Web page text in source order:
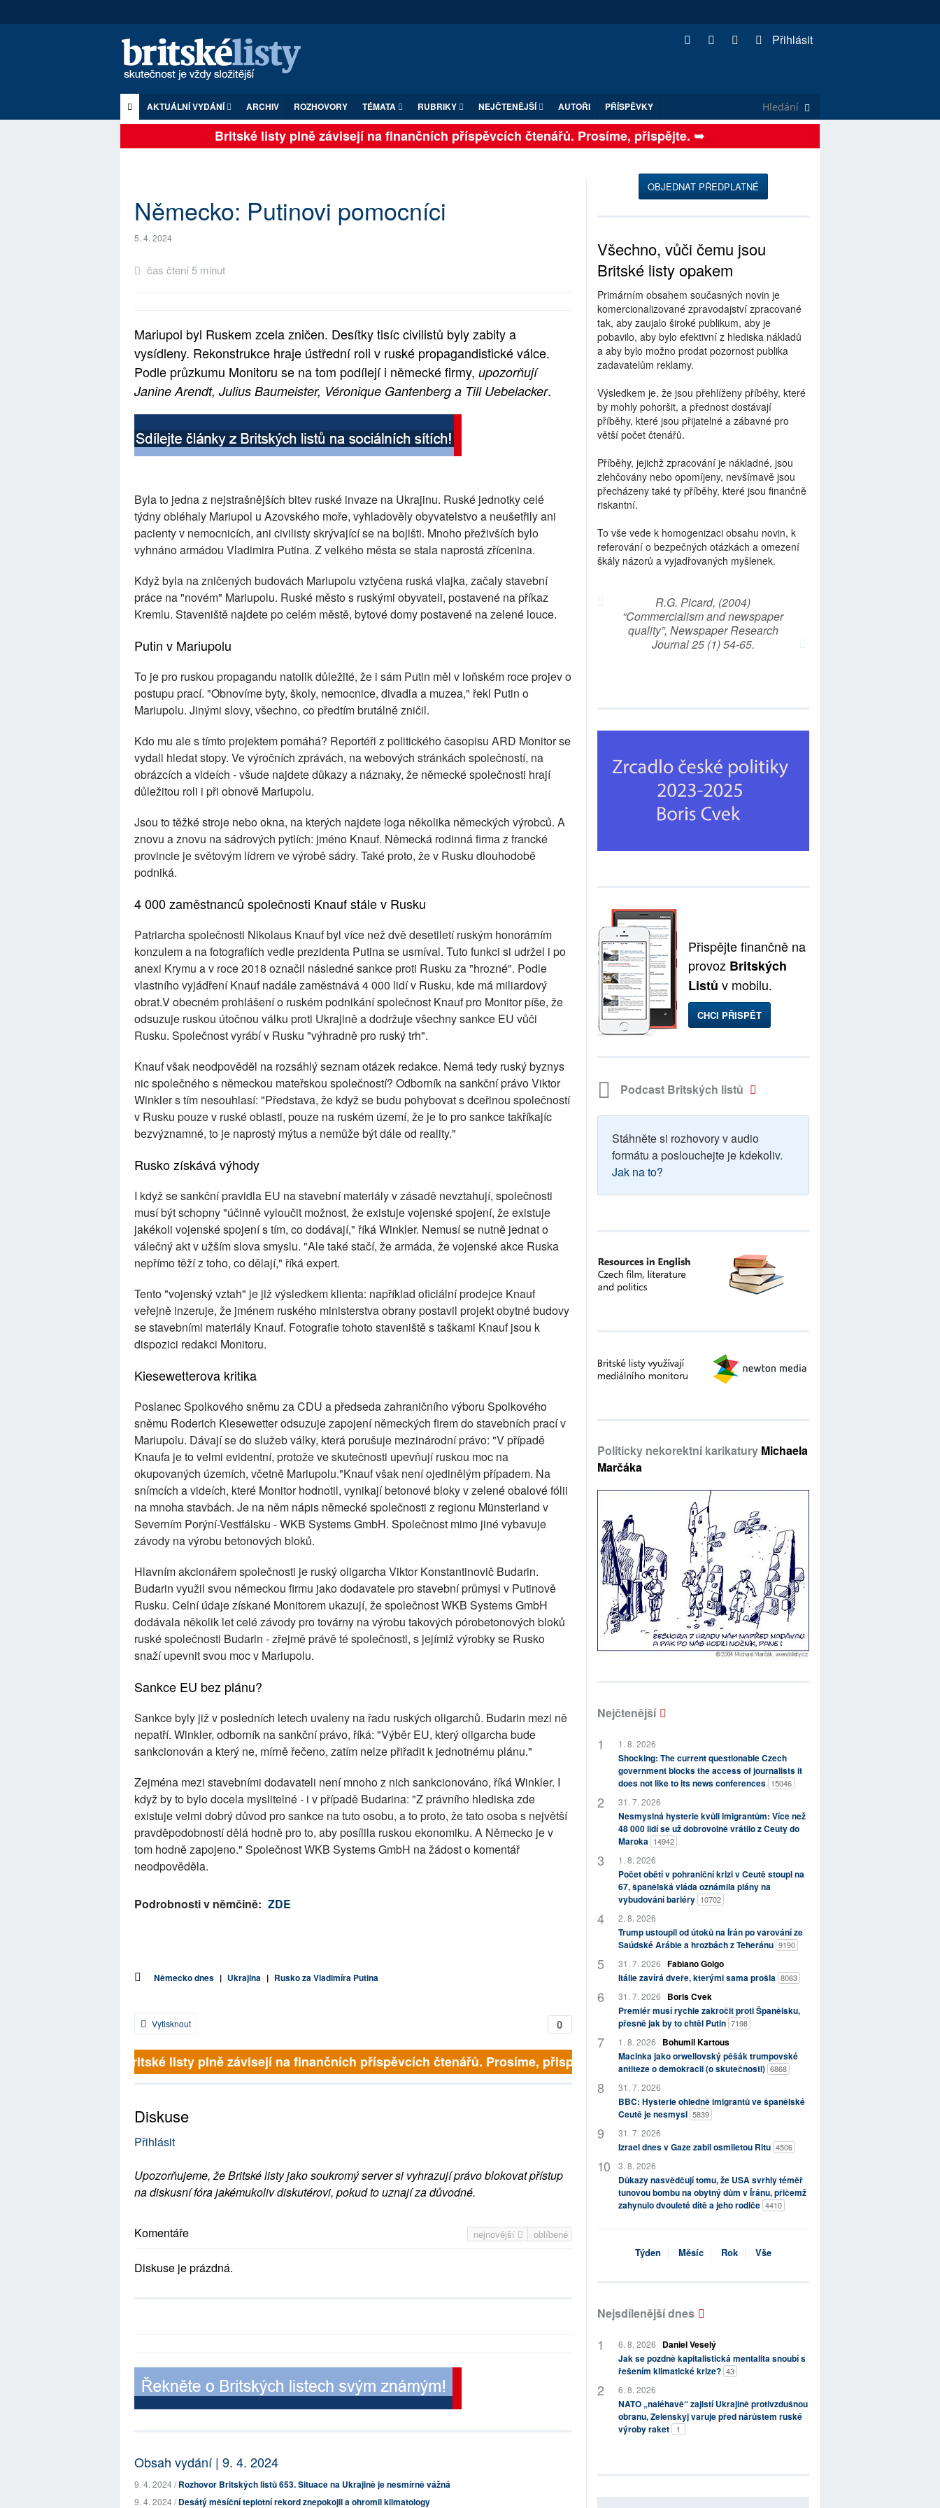
Přihlásit
AKTUÁLNÍ VYDÁNÍ ARCHIV ROZHOVORY TÉMATA RUBRIKY NEJČTENĚJŠÍ AUTOŘI PŘÍSPĚVKY
Britské listy plně závisejí na finančních příspěvcích čtenářů. Prosíme, přispějte. ➥
Německo: Putinovi pomocníci
5. 4. 2024
čas čtení 5 minut
Mariupol byl Ruskem zcela zničen. Desítky tisíc civilistů byly zabity a
vysídleny. Rekonstrukce hraje ústřední roli v ruské propagandistické válce.
Podle průzkumu Monitoru se na tom podílejí i německé firmy, upozorňují
Janine Arendt, Julius Baumeister, Véronique Gantenberg a Till Uebelacker.
Byla to jedna z nejstrašnějších bitev ruské invaze na Ukrajinu. Ruské jednotky celé
týdny obléhaly Mariupol u Azovského moře, vyhladověly obyvatelstvo a neušetřily ani
pacienty v nemocnicích, ani civilisty skrývající se na bojišti. Mnoho přeživších bylo
vyhnáno armádou Vladimira Putina. Z velkého města se stala naprostá zřícenina.
Když byla na zničených budovách Mariupolu vztyčena ruská vlajka, začaly stavební
práce na "novém" Mariupolu. Ruské město s ruskými obyvateli, postavené na příkaz
Kremlu. Staveniště najdete po celém městě, bytové domy postavené na zelené louce.
Putin v Mariupolu
To je pro ruskou propagandu natolik důležité, že i sám Putin měl v loňském roce projev o
postupu prací. "Obnovíme byty, školy, nemocnice, divadla a muzea," řekl Putin o
Mariupolu. Jinými slovy, všechno, co předtím brutálně zničil.
Kdo mu ale s tímto projektem pomáhá? Reportéři z politického časopisu ARD Monitor se
vydali hledat stopy. Ve výročních zprávách, na webových stránkách společností, na
obrázcích a videích - všude najdete důkazy a náznaky, že německé společnosti hrají
důležitou roli i při obnově Mariupolu.
Jsou to těžké stroje nebo okna, na kterých najdete loga několika německých výrobců. A
znovu a znovu na sádrových pytlích: jméno Knauf. Německá rodinná firma z francké
provincie je světovým lídrem ve výrobě sádry. Také proto, že v Rusku dlouhodobě
podniká.
4 000 zaměstnanců společnosti Knauf stále v Rusku
Patriarcha společnosti Nikolaus Knauf byl více než dvě desetiletí ruským honorárním
konzulem a na fotografiích vedle prezidenta Putina se usmíval. Tuto funkci si udržel i po
anexi Krymu a v roce 2018 označil následné sankce proti Rusku za "hrozné". Podle
vlastního vyjádření Knauf nadále zaměstnává 4 000 lidí v Rusku, kde má miliardový
obrat.V obecném prohlášení o ruském podnikání společnost Knauf pro Monitor píše, že
odsuzuje ruskou útočnou válku proti Ukrajině a dodržuje všechny sankce EU vůči
Rusku. Společnost vyrábí v Rusku "výhradně pro ruský trh".
Knauf však neodpověděl na rozsáhlý seznam otázek redakce. Nemá tedy ruský byznys
nic společného s německou mateřskou společností? Odborník na sankční právo Viktor
Winkler s tím nesouhlasí: "Představa, že když se budu pohybovat s dceřinou společností
v Rusku pouze v ruské oblasti, pouze na ruském území, že je to pro sankce takříkajíc
bezvýznamné, to je naprostý mýtus a nemůže být dále od reality."
Rusko získává výhody
I když se sankční pravidla EU na stavební materiály v zásadě nevztahují, společnosti
musí být schopny "účinně vyloučit možnost, že existuje vojenské spojení, že existuje
jakékoli vojenské spojení s tím, co dodávají," říká Winkler. Nemusí se nutně jednat o
válečný akt v užším slova smyslu. "Ale také stačí, že armáda, že vojenské akce Ruska
nepřímo těží z toho, co dělají," říká expert.
Tento "vojenský vztah" je již výsledkem klienta: například oficiální prodejce Knauf
veřejně inzeruje, že jménem ruského ministerstva obrany postavil projekt obytné budovy
se stavebními materiály Knauf. Fotografie tohoto staveniště s taškami Knauf jsou k
dispozici redakci Monitoru.
Kiesewetterova kritika
Poslanec Spolkového sněmu za CDU a předseda zahraničního výboru Spolkového
sněmu Roderich Kiesewetter odsuzuje zapojení německých firem do stavebních prací v
Mariupolu. Dávají se do služeb války, která porušuje mezinárodní právo: "V případě
Knaufa je to velmi evidentní, protože ve skutečnosti upevňují ruskou moc na
okupovaných územích, včetně Mariupolu."Knauf však není ojedinělým případem. Na
snímcích a videích, které Monitor hodnotil, vynikají betonové bloky v zelené obalové fólii
na mnoha stavbách. Je na něm nápis německé společnosti z regionu Münsterland v
Severním Porýní-Vestfálsku - WKB Systems GmbH. Společnost mimo jiné vybavuje
závody na výrobu betonových bloků.
Hlavním akcionářem společnosti je ruský oligarcha Viktor Konstantinovič Budarin.
Budarin využil svou německou firmu jako dodavatele pro stavební průmysl v Putinově
Rusku. Celní údaje získané Monitorem ukazují, že společnost WKB Systems GmbH
dodávala několik let celé závody pro továrny na výrobu takových pórobetonových bloků
ruské společnosti Budarin - zřejmě právě té společnosti, s jejímiž výrobky se Rusko
snaží upevnit svou moc v Mariupolu.
Sankce EU bez plánu?
Sankce byly již v posledních letech uvaleny na řadu ruských oligarchů. Budarin mezi ně
nepatří. Winkler, odborník na sankční právo, říká: "Výběr EU, který oligarcha bude
sankcionován a který ne, mírně řečeno, zatím nelze přiřadit k jednotnému plánu."
Zejména mezi stavebními dodavateli není mnoho z nich sankcionováno, říká Winkler. I
když by to bylo docela myslitelné - i v případě Budarina: "Z právního hlediska zde
existuje velmi dobrý důvod pro sankce na tuto osobu, a to proto, že tato osoba s největší
pravděpodobností dělá hodně pro to, aby posílila ruskou ekonomiku. A Německo je v
tom hodně zapojeno." Společnost WKB Systems GmbH na žádost o komentář
neodpověděla.
Podrobnosti v němčině: ZDE
Německo dnes | Ukrajina | Rusko za Vladimíra Putina
0
Vytisknout
Britské listy plně závisejí na finančních příspěvcích čtenářů. Prosíme, přispějte. ➥
Diskuse
Přihlásit
Upozorňujeme, že Britské listy jako soukromý server si vyhrazují právo blokovat přístup
na diskusní fóra jakémukoliv diskutérovi, pokud to uznají za důvodné.
nejnovější oblíbené
Komentáře
Diskuse je prázdná.
Obsah vydání | 9. 4. 2024
9. 4. 2024 /Rozhovor Britských listů 653. Situace na Ukrajině je nesmírně vážná
9. 4. 2024 /Desátý měsíční teplotní rekord znepokojil a ohromil klimatology
OBJEDNAT PŘEDPLATNÉ
Všechno, vůči čemu jsou
Britské listy opakem
Primárním obsahem současných novin je
komercionalizované zpravodajství zpracované
tak, aby zaujalo široké publikum, aby je
pobavilo, aby bylo efektivní z hlediska nákladů
a aby bylo možno prodat pozornost publika
zadavatelům reklamy.
Výsledkem je, že jsou přehlíženy příběhy, které
by mohly pohoršit, a přednost dostávají
příběhy, které jsou přijatelné a zábavné pro
větší počet čtenářů.
Příběhy, jejichž zpracování je nákladné, jsou
zlehčovány nebo opomíjeny, nevšímavě jsou
přecházeny také ty příběhy, které jsou finančně
riskantní.
To vše vede k homogenizaci obsahu novin, k
referování o bezpečných otázkách a omezení
škály názorů a vyjadřovaných myšlenek.
R.G. Picard, (2004)
“Commercialism and newspaper
quality”, Newspaper Research
Journal 25 (1) 54-65.
Přispějte finančně na
provoz Britských
Listů v mobilu.
CHCI PŘISPĚT
Podcast Britských listů
Stáhněte si rozhovory v audio
formátu a poslouchejte je kdekoliv.
Jak na to?
Politicky nekorektní karikatury Michaela
Marčáka
Nejčtenější
1. 8. 2026
Shocking: The current questionable Czech
government blocks the access of journalists it
does not like to its news conferences 15046
31. 7. 2026
Nesmyslná hysterie kvůli imigrantům: Více než
48 000 lidí se už dobrovolně vrátilo z Ceuty do
Maroka 14942
1. 8. 2026
Počet obětí v pohraniční krizi v Ceutě stoupl na
67, španělská vláda oznámila plány na
vybudování bariéry 10702
2. 8. 2026
Trump ustoupil od útoků na Írán po varování ze
Saúdské Arábie a hrozbách z Teheránu 9190
31. 7. 2026 Fabiano Golgo
Itálie zavírá dveře, kterými sama prošla 8063
31. 7. 2026
Boris Cvek
Premiér musí rychle zakročit proti Španělsku,
přesně jak by to chtěl Putin 7198
1. 8. 2026
Bohumil Kartous
Macinka jako orwellovský pěšák trumpovské
antiteze o demokracii (o skutečnosti) 6868
31. 7. 2026
BBC: Hysterie ohledně imigrantů ve španělské
Ceutě je nesmysl 5839
31. 7. 2026
Izrael dnes v Gaze zabil osmiletou Ritu 4506
3. 8. 2026
Důkazy nasvědčují tomu, že USA svrhly téměř
tunovou bombu na obytný dům v Íránu, přičemž
zahynulo dvouleté dítě a jeho rodiče 4410
Týden Měsíc Rok Vše
Nejsdílenější dnes
6. 8. 2026
Daniel Veselý
Jak se pozdně kapitalistická mentalita snoubí s
řešením klimatické krize? 43
6. 8. 2026
NATO „naléhavě“ zajistí Ukrajině protivzdušnou
obranu, Zelenskyj varuje před nárůstem ruské
výroby raket
1